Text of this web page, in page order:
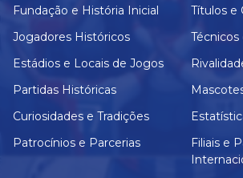
Fundação e História Inicial
Títulos e
Jogadores Históricos
Técnicos
Estádios e Locais de Jogos
Partidas Históricas
Curiosidades e Tradições
Patrocínios e Parcerias
Filiais e